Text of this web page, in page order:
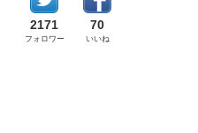
2171
フォロワー
70
いいね